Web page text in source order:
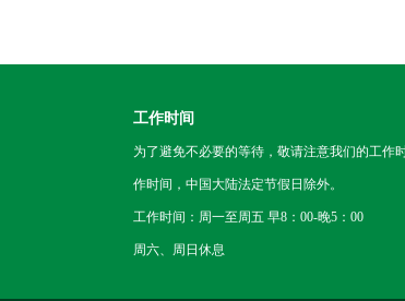
工作时间
为了避免不必要的等待，敬请注意我们的工作
作时间，中国大陆法定节假日除外。
工作时间：周一至周五 早8：00-晚5：00
周六、周日休息